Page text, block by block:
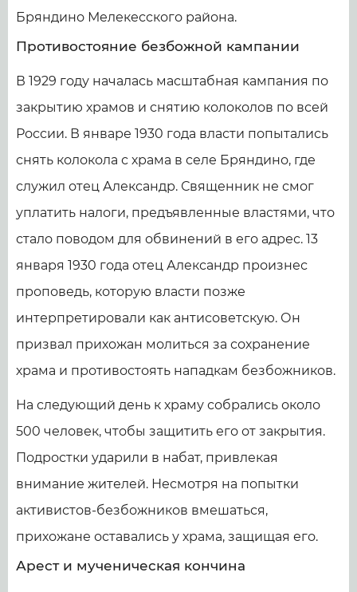
Бряндино Мелекесского района.
Противостояние безбожной кампании
В 1929 году началась масштабная кампания по
закрытию храмов и снятию колоколов по всей
России. В январе 1930 года власти попытались
снять колокола с храма в селе Бряндино, где
служил отец Александр. Священник не смог
уплатить налоги, предъявленные властями, что
стало поводом для обвинений в его адрес. 13
января 1930 года отец Александр произнес
проповедь, которую власти позже
интерпретировали как антисоветскую. Он
призвал прихожан молиться за сохранение
храма и противостоять нападкам безбожников.
На следующий день к храму собрались около
500 человек, чтобы защитить его от закрытия.
Подростки ударили в набат, привлекая
внимание жителей. Несмотря на попытки
активистов-безбожников вмешаться,
прихожане оставались у храма, защищая его.
Арест и мученическая кончина